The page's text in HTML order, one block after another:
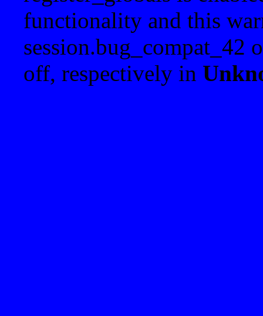
functionality and this
session.bug_compat_42
off, respectively in